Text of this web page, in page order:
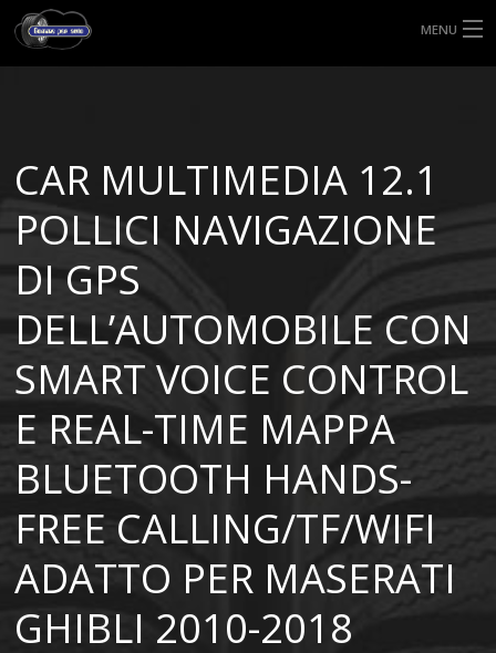
MENU
MISURE GOMME
BLOG
SHOP
CAR MULTIMEDIA 12.1
POLLICI NAVIGAZIONE
DI GPS
DELL’AUTOMOBILE CON
SMART VOICE CONTROL
E REAL-TIME MAPPA
BLUETOOTH HANDS-
FREE CALLING/TF/WIFI
ADATTO PER MASERATI
GHIBLI 2010-2018